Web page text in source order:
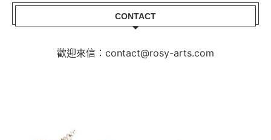
CONTACT
歡迎來信：contact@rosy-arts.com